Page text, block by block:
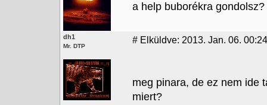
a help buborékra
dh1
Mr. DTP
# Elküldve: 2013. Jan. 06. 00:24
meg pinara, de ez nem ide
miert?